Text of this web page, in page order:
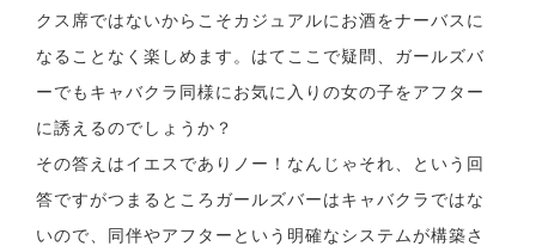
クス席ではないからこそカジュアルにお酒をナーバスに
なることなく楽しめます。はてここで疑問、ガールズバ
ーでもキャバクラ同様にお気に入りの女の子をアフター
に誘えるのでしょうか？
その答えはイエスでありノー！なんじゃそれ、という回
答ですがつまるところガールズバーはキャバクラではな
いので、同伴やアフターという明確なシステムが構築さ